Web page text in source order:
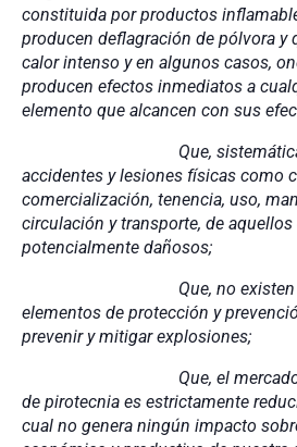
constituida por productos
producen deflagración de pólvora
calor intenso y en algunos casos,
producen efectos inmediatos a
elemento que alcancen con sus
Que,
accidentes y lesiones físicas como
comercialización, tenencia, uso,
circulación y transporte, de
potencialmente dañosos;
Que, no existen en el
elementos de protección y
prevenir y mitigar explosiones;
Que, el mercado de
de pirotecnia es estrictamente
cual no genera ningún impacto